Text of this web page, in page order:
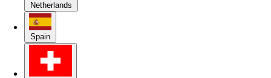
Netherlands
Spain